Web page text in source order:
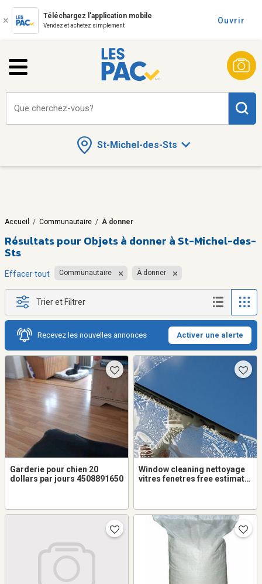
Téléchargez l'application mobile
Vendez et achetez simplement
Ouvrir
St-Michel-des-Sts
Que cherchez-vous?
Accueil / Communautaire / À donner
Résultats pour Objets à donner à St-Michel-des-
Sts
Effacer tout Communautaire À donner
Trier et Filtrer
Recevez les nouvelles annonces Activer une alerte
Garderie pour chien 20
dollars par jours 4508891650
Window cleaning nettoyage
vitres fenetres free estimate